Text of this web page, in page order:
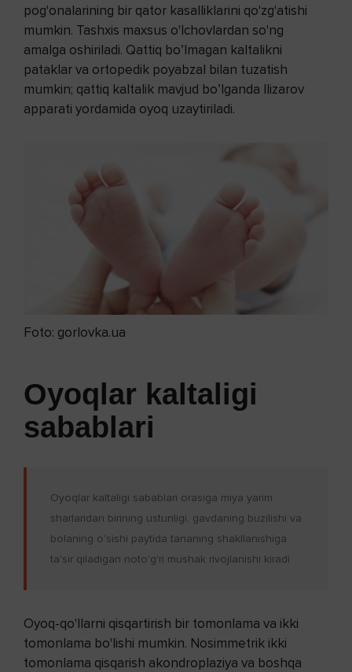
pog'onalarining bir qator kasalliklarini qo'zg'atishi
mumkin. Tashxis maxsus o'lchovlardan so'ng
amalga oshiriladi. Qattiq bo’lmagan kaltalikni
pataklar va ortopedik poyabzal bilan tuzatish
mumkin; qattiq kaltalik mavjud bo’lganda Ilizarov
apparati yordamida oyoq uzaytiriladi.
Foto: gorlovka.ua
Oyoqlar kaltaligi
sabablari
Oyoqlar kaltaligi sabablari orasiga miya yarim
sharlaridan birining ustunligi, gavdaning buzilishi va
bolaning o'sishi paytida tananing shakllanishiga
ta'sir qiladigan noto'g'ri mushak rivojlanishi kiradi
Oyoq-qo'llarni qisqartirish bir tomonlama va ikki
tomonlama bo'lishi mumkin. Nosimmetrik ikki
tomonlama qisqarish akondroplaziya va boshqa